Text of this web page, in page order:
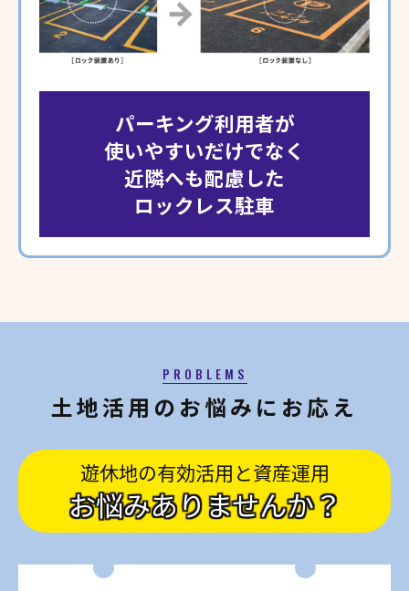
パーキング利用者が
使いやすいだけでなく
近隣へも配慮した
ロックレス駐車
PROBLEMS
土地活用のお悩みにお応え
遊休地の有効活用と資産運用
お悩みありませんか？